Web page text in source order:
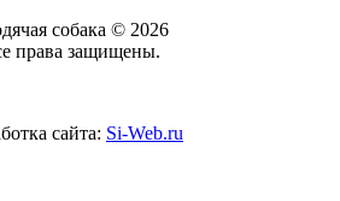
собака © 2026
права защищены.
сайта: Si-Web.ru